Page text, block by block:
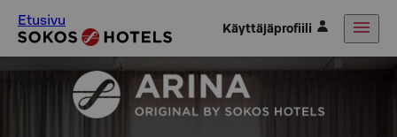
Etusivu Käyttäjäprofiili